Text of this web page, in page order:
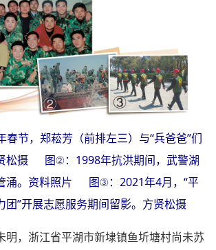
节，郑菘芳（前排左三）与“兵爸爸”们
松摄 图②：1998年抗洪期间，武警湖
涌。资料照片 图③：2021年4月，“平
团”开展志愿服务期间留影。方贤松摄
明，浙江省平湖市新埭镇鱼圻塘村尚未苏